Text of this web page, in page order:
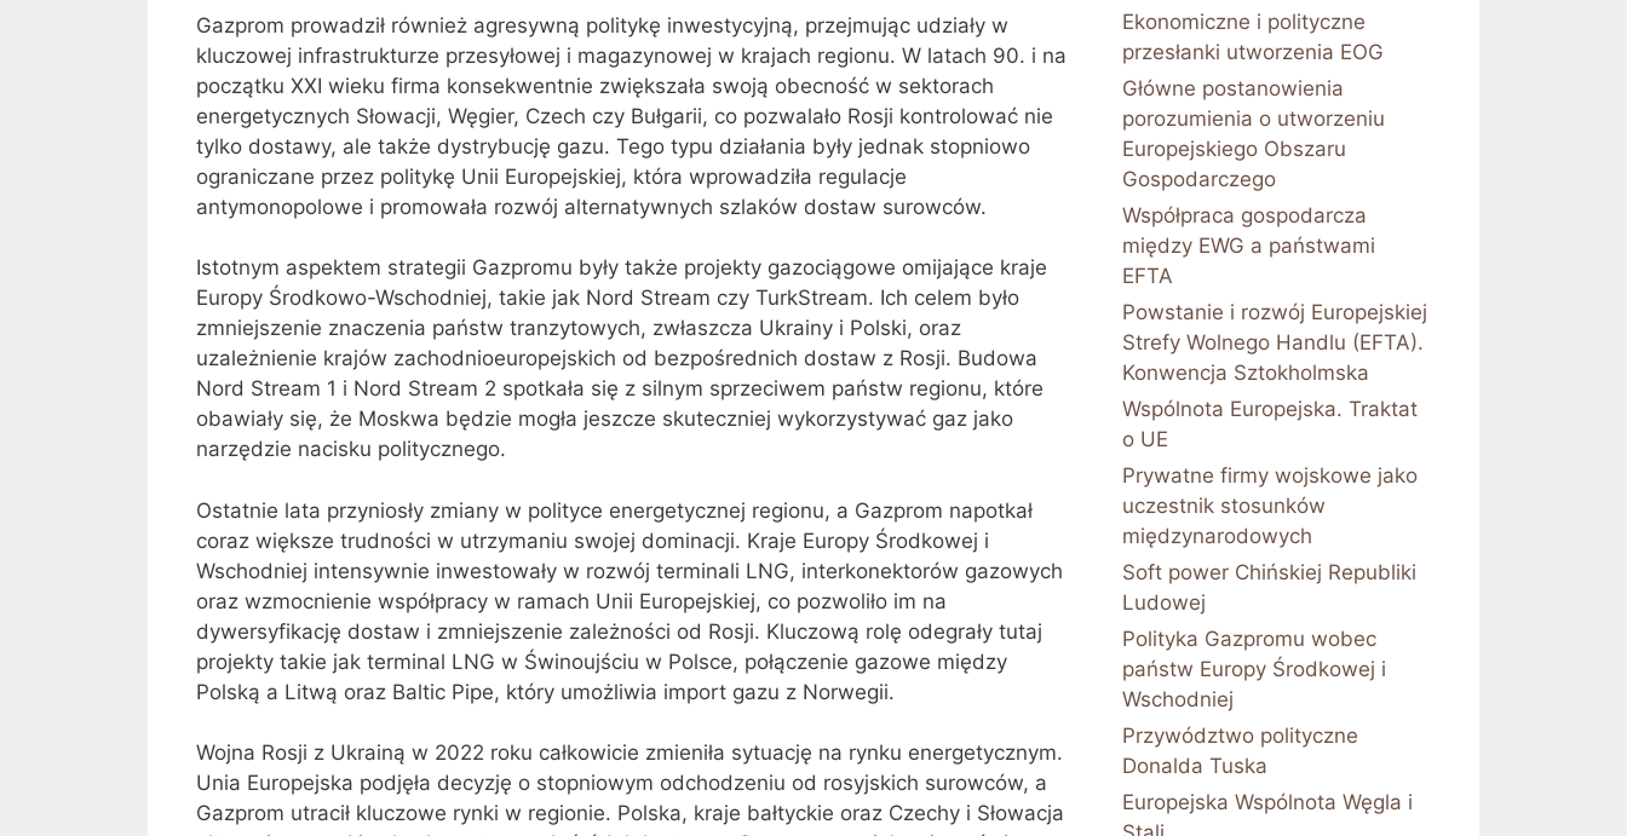
Gazprom prowadził również agresywną politykę inwestycyjną, przejmując udziały w
kluczowej infrastrukturze przesyłowej i magazynowej w krajach regionu. W latach 90. i na
początku XXI wieku firma konsekwentnie zwiększała swoją obecność w sektorach
energetycznych Słowacji, Węgier, Czech czy Bułgarii, co pozwalało Rosji kontrolować nie
tylko dostawy, ale także dystrybucję gazu. Tego typu działania były jednak stopniowo
ograniczane przez politykę Unii Europejskiej, która wprowadziła regulacje
antymonopolowe i promowała rozwój alternatywnych szlaków dostaw surowców.
Istotnym aspektem strategii Gazpromu były także projekty gazociągowe omijające kraje
Europy Środkowo-Wschodniej, takie jak Nord Stream czy TurkStream. Ich celem było
zmniejszenie znaczenia państw tranzytowych, zwłaszcza Ukrainy i Polski, oraz
uzależnienie krajów zachodnioeuropejskich od bezpośrednich dostaw z Rosji. Budowa
Nord Stream 1 i Nord Stream 2 spotkała się z silnym sprzeciwem państw regionu, które
obawiały się, że Moskwa będzie mogła jeszcze skuteczniej wykorzystywać gaz jako
narzędzie nacisku politycznego.
Ostatnie lata przyniosły zmiany w polityce energetycznej regionu, a Gazprom napotkał
coraz większe trudności w utrzymaniu swojej dominacji. Kraje Europy Środkowej i
Wschodniej intensywnie inwestowały w rozwój terminali LNG, interkonektorów gazowych
oraz wzmocnienie współpracy w ramach Unii Europejskiej, co pozwoliło im na
dywersyfikację dostaw i zmniejszenie zależności od Rosji. Kluczową rolę odegrały tutaj
projekty takie jak terminal LNG w Świnoujściu w Polsce, połączenie gazowe między
Polską a Litwą oraz Baltic Pipe, który umożliwia import gazu z Norwegii.
Wojna Rosji z Ukrainą w 2022 roku całkowicie zmieniła sytuację na rynku energetycznym.
Unia Europejska podjęła decyzję o stopniowym odchodzeniu od rosyjskich surowców, a
Gazprom utracił kluczowe rynki w regionie. Polska, kraje bałtyckie oraz Czechy i Słowacja
Ekonomiczne i polityczne
przesłanki utworzenia EOG
Główne postanowienia
porozumienia o utworzeniu
Europejskiego Obszaru
Gospodarczego
Współpraca gospodarcza
między EWG a państwami
EFTA
Powstanie i rozwój Europejskiej
Strefy Wolnego Handlu (EFTA).
Konwencja Sztokholmska
Wspólnota Europejska. Traktat
o UE
Prywatne firmy wojskowe jako
uczestnik stosunków
międzynarodowych
Soft power Chińskiej Republiki
Ludowej
Polityka Gazpromu wobec
państw Europy Środkowej i
Wschodniej
Przywództwo polityczne
Donalda Tuska
Europejska Wspólnota Węgla i